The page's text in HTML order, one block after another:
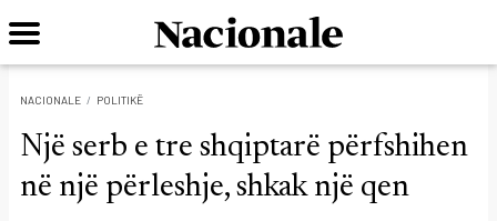
NACIONALE POLITIKË
Një serb e tre shqiptarë përfshihen
në një përleshje, shkak një qen